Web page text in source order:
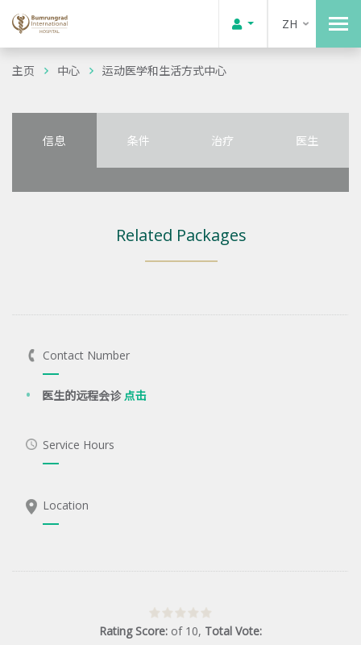
ZH
主页 中心 运动医学和生活方式中心
信息 条件 治疗 医生
Related Packages
Contact Number
医生的远程会诊点击
Service Hours
Location
Rating Score: of 10, Total Vote: